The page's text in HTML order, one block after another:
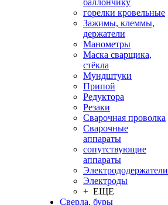
баллончику
горелки кровельные
Зажимы, клеммы,
держатели
Манометры
Маска сварщика,
стёкла
Мундштуки
Припой
Редуктора
Резаки
Сварочная проволка
Сварочные
аппараты
сопутствующие
аппараты
Электрододержатели
Электроды
+ ЕЩЕ
Сверла, буры